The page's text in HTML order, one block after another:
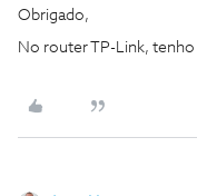
Obrigado,
No router TP-Link, tenho